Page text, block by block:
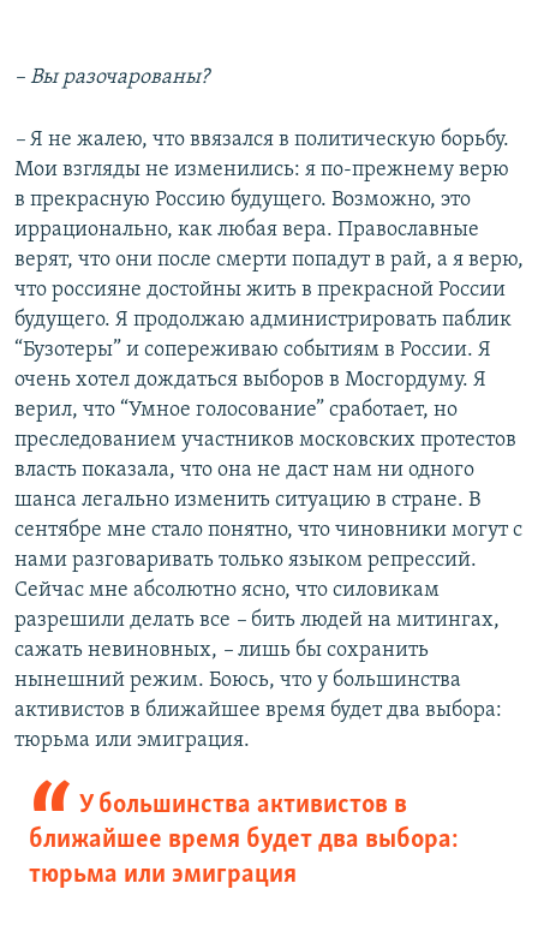
– ​Вы разочарованы?
– Я не жалею, что ввязался в политическую борьбу.
Мои взгляды не изменились: я по-прежнему верю
в прекрасную Россию будущего. Возможно, это
иррационально, как любая вера. Православные
верят, что они после смерти попадут в рай, а я верю,
что россияне достойны жить в прекрасной России
будущего. Я продолжаю администрировать паблик
“Бузотеры” и сопереживаю событиям в России. Я
очень хотел дождаться выборов в Мосгордуму. Я
верил, что “Умное голосование” сработает, но
преследованием участников московских протестов
власть показала, что она не даст нам ни одного
шанса легально изменить ситуацию в стране. В
сентябре мне стало понятно, что чиновники могут с
нами разговаривать только языком репрессий.
Сейчас мне абсолютно ясно, что силовикам
разрешили делать все – бить людей на митингах,
сажать невиновных, – лишь бы сохранить
нынешний режим. Боюсь, что у большинства
активистов в ближайшее время будет два выбора:
тюрьма или эмиграция.
У большинства активистов в
ближайшее время будет два выбора:
тюрьма или эмиграция